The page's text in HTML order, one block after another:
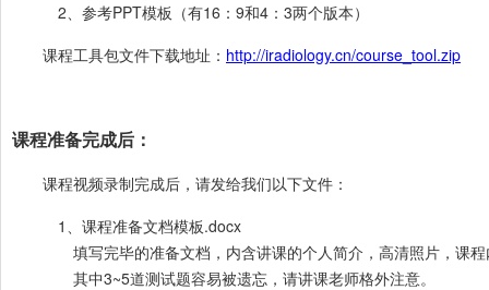
2、参考PPT模板（有16：9和4：3两个版本）
课程工具包文件下载地址： http://iradiology.cn/course_tool.zip
课程准备完成后：
课程视频录制完成后，请发给我们以下文件：
1、课程准备文档模板.docx
填写完毕的准备文档，内含讲课的个人简介，高清照片，课程
其中3~5道测试题容易被遗忘，请讲课老师格外注意。